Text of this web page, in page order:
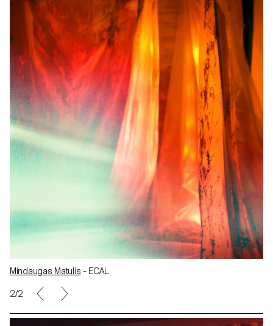
Mindaugas Matulis - ECAL
2/2